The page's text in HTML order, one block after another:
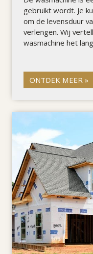
gebruikt wordt. Je
om de levensduur
verlengen. Wij
wasmachine het
ONTDEK MEER »